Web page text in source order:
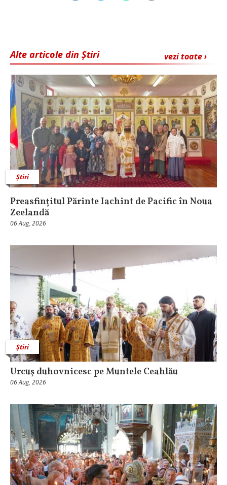
vezi toate ›
Alte articole din Știri
Știri
Preasfințitul Părinte Iachint de Pacific în Noua
Zeelandă
06 Aug, 2026
Știri
Urcuş duhovnicesc pe Muntele Ceahlău
06 Aug, 2026